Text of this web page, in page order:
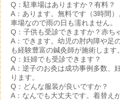
Q：駐車場はありますか？有料？
A：あります。無料です（3時間
車場なので雨の日も濡れません。
Q：子供も受診できますか？赤ち
A：できます。幼児の肘内障や足
も経験豊富の鍼灸師が施術します。
Q：妊婦でも受診できます？
A：逆子のお灸は成功事例多数、
ります。
Q：どんな服装が良いですか？
A：なんでも大丈夫です。着替え